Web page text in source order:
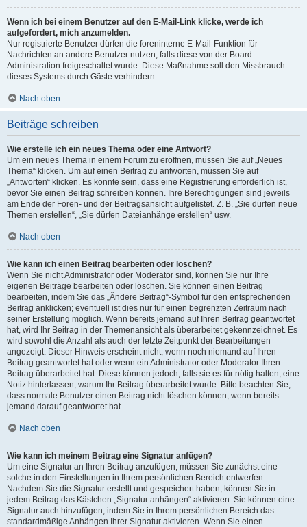
Wenn ich bei einem Benutzer auf den E-Mail-Link klicke, werde ich
aufgefordert, mich anzumelden.
Nur registrierte Benutzer dürfen die foreninterne E-Mail-Funktion für
Nachrichten an andere Benutzer nutzen, falls diese von der Board-
Administration freigeschaltet wurde. Diese Maßnahme soll den Missbrauch
dieses Systems durch Gäste verhindern.
Nach oben
Beiträge schreiben
Wie erstelle ich ein neues Thema oder eine Antwort?
Um ein neues Thema in einem Forum zu eröffnen, müssen Sie auf „Neues
Thema“ klicken. Um auf einen Beitrag zu antworten, müssen Sie auf
„Antworten“ klicken. Es könnte sein, dass eine Registrierung erforderlich ist,
bevor Sie einen Beitrag schreiben können. Ihre Berechtigungen sind jeweils
am Ende der Foren- und der Beitragsansicht aufgelistet. Z. B. „Sie dürfen neue
Themen erstellen“, „Sie dürfen Dateianhänge erstellen“ usw.
Nach oben
Wie kann ich einen Beitrag bearbeiten oder löschen?
Wenn Sie nicht Administrator oder Moderator sind, können Sie nur Ihre
eigenen Beiträge bearbeiten oder löschen. Sie können einen Beitrag
bearbeiten, indem Sie das „Ändere Beitrag“-Symbol für den entsprechenden
Beitrag anklicken; eventuell ist dies nur für einen begrenzten Zeitraum nach
seiner Erstellung möglich. Wenn bereits jemand auf Ihren Beitrag geantwortet
hat, wird Ihr Beitrag in der Themenansicht als überarbeitet gekennzeichnet. Es
wird sowohl die Anzahl als auch der letzte Zeitpunkt der Bearbeitungen
angezeigt. Dieser Hinweis erscheint nicht, wenn noch niemand auf Ihren
Beitrag geantwortet hat oder wenn ein Administrator oder Moderator Ihren
Beitrag überarbeitet hat. Diese können jedoch, falls sie es für nötig halten, eine
Notiz hinterlassen, warum Ihr Beitrag überarbeitet wurde. Bitte beachten Sie,
dass normale Benutzer einen Beitrag nicht löschen können, wenn bereits
jemand darauf geantwortet hat.
Nach oben
Wie kann ich meinem Beitrag eine Signatur anfügen?
Um eine Signatur an Ihren Beitrag anzufügen, müssen Sie zunächst eine
solche in den Einstellungen in Ihrem persönlichen Bereich entwerfen.
Nachdem Sie die Signatur erstellt und gespeichert haben, können Sie in
jedem Beitrag das Kästchen „Signatur anhängen“ aktivieren. Sie können eine
Signatur auch hinzufügen, indem Sie in Ihrem persönlichen Bereich das
standardmäßige Anhängen Ihrer Signatur aktivieren. Wenn Sie einen